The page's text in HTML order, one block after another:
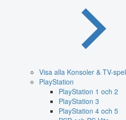
Visa alla Konsoler & TV-spel
PlayStation
PlayStation 1 och 2
PlayStation 3
PlayStation 4 och 5